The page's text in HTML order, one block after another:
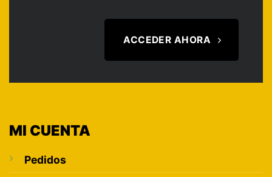
ACCEDER AHORA
MI CUENTA
Pedidos